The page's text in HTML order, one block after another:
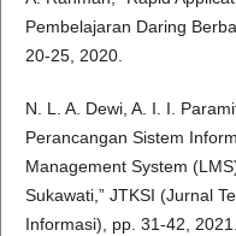
Pembelajaran Daring
20-25, 2020.
N. L. A. Dewi, A. I. I.
Perancangan Sistem
Management System
Sukawati,” JTKSI (Jurnal
Informasi), pp. 31-42, 2021.